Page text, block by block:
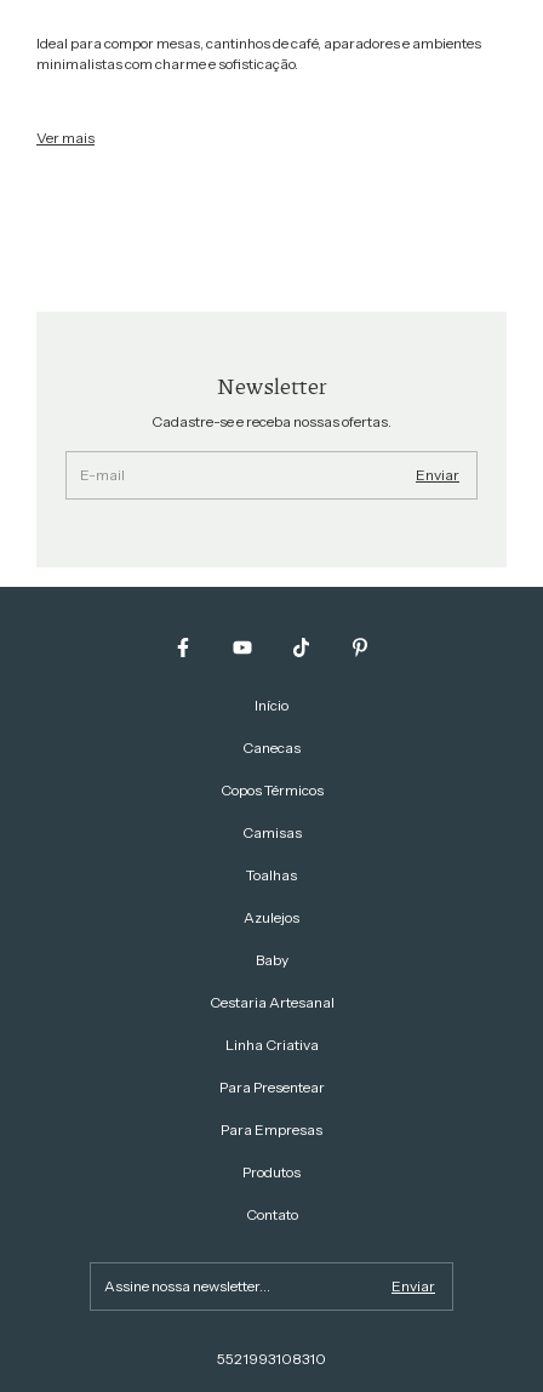
Ideal para compor mesas, cantinhos de café, aparadores e ambientes
minimalistas com charme e sofisticação.
Medidas Aproximadas
✨ Disponível em diversas cores
✨ Peças leves e resistentes
Ver mais
Newsletter
Cadastre-se e receba nossas ofertas.
Início
Canecas
Copos Térmicos
Camisas
Toalhas
Azulejos
Baby
Cestaria Artesanal
Linha Criativa
Para Presentear
Para Empresas
Produtos
Contato
5521993108310